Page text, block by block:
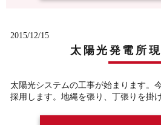
2015/12/15
太陽光発電所
太陽光システムの工事が始まります。
採用します。地縄を張り、丁張りを掛